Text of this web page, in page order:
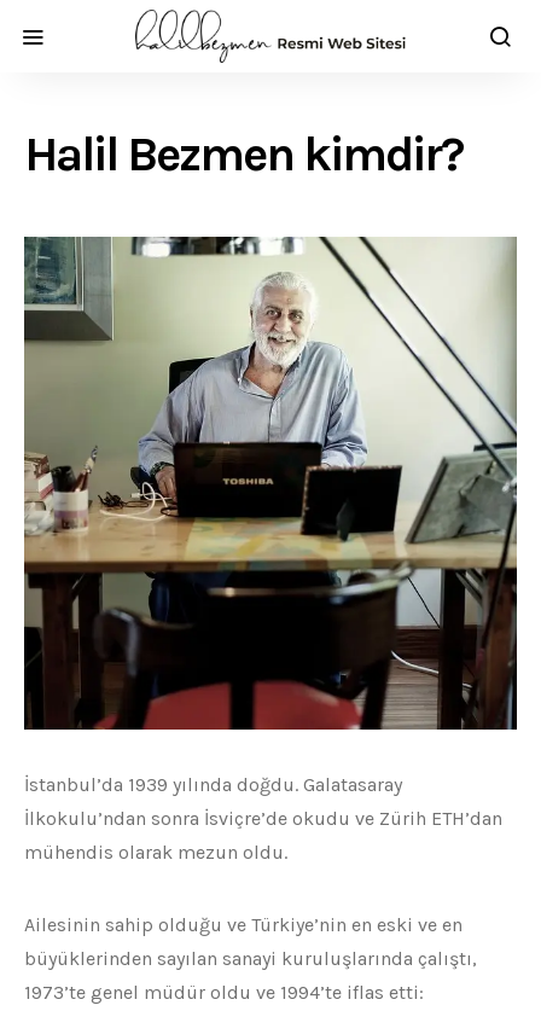
Halil Bezmen kimdir?
İstanbul’da 1939 yılında doğdu. Galatasaray
İlkokulu’ndan sonra İsviçre’de okudu ve Zürih ETH’dan
mühendis olarak mezun oldu.
Ailesinin sahip olduğu ve Türkiye’nin en eski ve en
büyüklerinden sayılan sanayi kuruluşlarında çalıştı,
1973’te genel müdür oldu ve 1994’te iflas etti: